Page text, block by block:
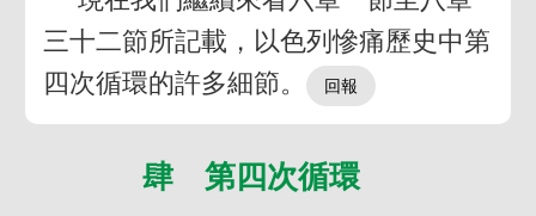
三十二節所記載，以色列慘痛歷史中第
四次循環的許多細節。
肆 第四次循環